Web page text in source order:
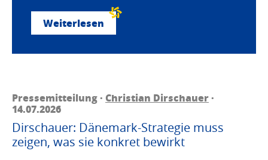
Weiterlesen
Pressemitteilung · Christian Dirschauer·
14.07.2026
Dirschauer: Dänemark-Strategie muss
zeigen, was sie konkret bewirkt